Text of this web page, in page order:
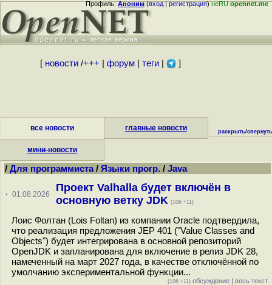
Профиль:Аноним(вход|регистрация)неRUopennet.me
[ новости/+++ форум| теги| ]
все новости главные новости
мини-новости
раскрыть/свернуть
/ Для программиста/ Языки прогр. / Java
· 01.08.2026
Проект Valhalla будет включён в
основную ветку JDK (106 +11)
Лоис Фолтан (Lois Foltan) из компании Oracle подтвердила,
что реализация предложения JEP 401 ("Value Classes and
Objects") будет интегрирована в основной репозиторий
OpenJDK и запланирована для включение в релиз JDK 28,
намеченный на март 2027 года, в качестве отключённой по
умолчанию экспериментальной функции...
(106 +11) обсуждение | весь текст